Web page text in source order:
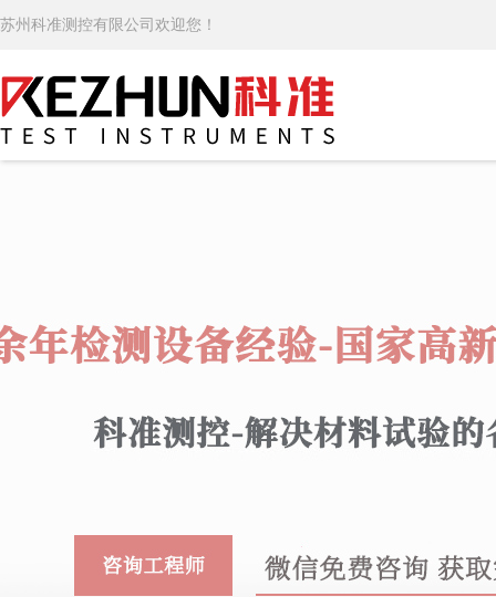
苏州科准测控有限公司欢迎您！